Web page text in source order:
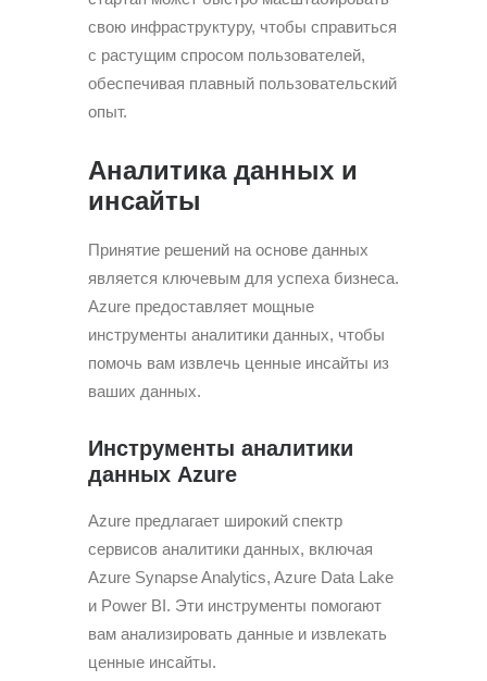
свою инфраструктуру, чтобы справиться
с растущим спросом пользователей,
обеспечивая плавный пользовательский
опыт.
Аналитика данных и
инсайты
Принятие решений на основе данных
является ключевым для успеха бизнеса.
Azure предоставляет мощные
инструменты аналитики данных, чтобы
помочь вам извлечь ценные инсайты из
ваших данных.
Инструменты аналитики
данных Azure
Azure предлагает широкий спектр
сервисов аналитики данных, включая
Azure Synapse Analytics, Azure Data Lake
и Power BI. Эти инструменты помогают
вам анализировать данные и извлекать
ценные инсайты.